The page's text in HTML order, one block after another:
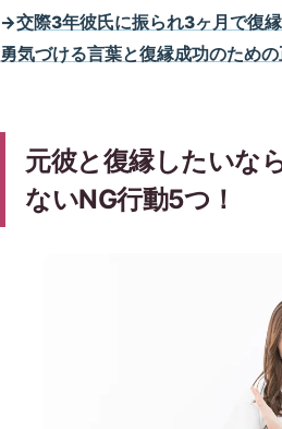
→交際3年彼氏に振られ3ヶ月で復
勇気づける言葉と復縁成功のための
元彼と復縁したいな
ないNG行動5つ！